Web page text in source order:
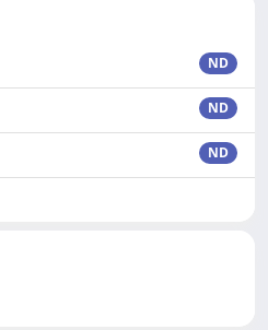
ND
ND
ND